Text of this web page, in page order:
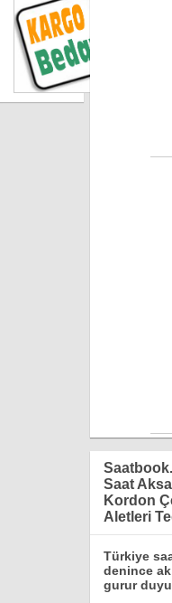
Saat
Kordon
Aletleri
Türkiye
denince
gurur